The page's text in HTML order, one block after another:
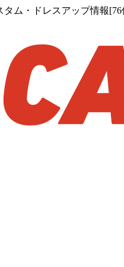
ム・ドレスアップ情報[76